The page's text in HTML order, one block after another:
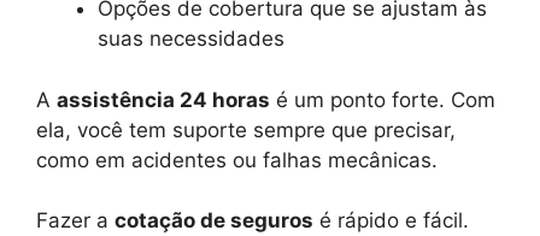
Opções de cobertura que se ajustam às
suas necessidades
A assistência 24 horas é um ponto forte. Com
ela, você tem suporte sempre que precisar,
como em acidentes ou falhas mecânicas.
Fazer a cotação de seguros é rápido e fácil.